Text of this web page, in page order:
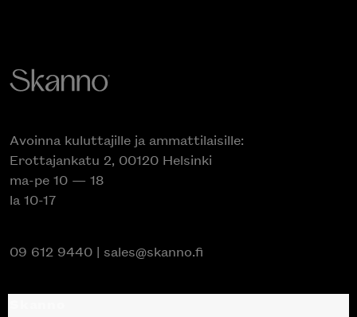
Avoinna kuluttajille ja ammattilaisille:
Erottajankatu 2, 00120 Helsinki
ma-pe 10 — 18
la 10-17
09 612 9440 | sales@skanno.fi